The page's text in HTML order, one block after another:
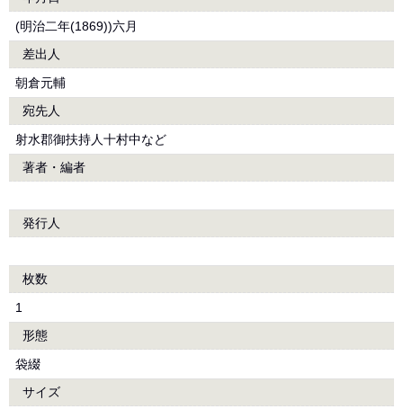
(明治二年(1869))六月
差出人
朝倉元輔
宛先人
射水郡御扶持人十村中など
著者・編者
発行人
枚数
1
形態
袋綴
サイズ